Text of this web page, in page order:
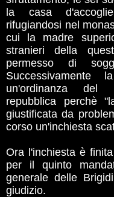
la casa
rifugiandosi nel
cui la madre
stranieri della
permesso di
un'ordinanza del
repubblica perchè
giustificata da
corso un'inchiesta
Ora l'inchiesta è
per il quinto
generale delle
giudizio.